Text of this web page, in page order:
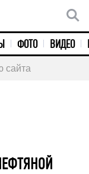
ФОТО ВИДЕО
сайта